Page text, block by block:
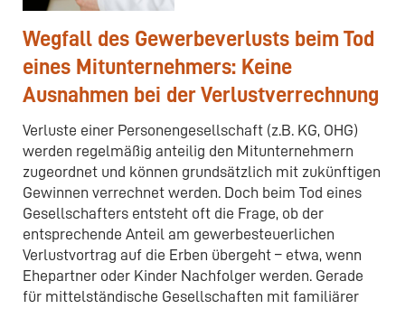
Wegfall des Gewerbeverlusts beim Tod
eines Mitunternehmers: Keine
Ausnahmen bei der Verlustverrechnung
Verluste einer Personengesellschaft (z.B. KG, OHG)
werden regelmäßig anteilig den Mitunternehmern
zugeordnet und können grundsätzlich mit zukünftigen
Gewinnen verrechnet werden. Doch beim Tod eines
Gesellschafters entsteht oft die Frage, ob der
entsprechende Anteil am gewerbesteuerlichen
Verlustvortrag auf die Erben übergeht – etwa, wenn
Ehepartner oder Kinder Nachfolger werden. Gerade
für mittelständische Gesellschaften mit familiärer